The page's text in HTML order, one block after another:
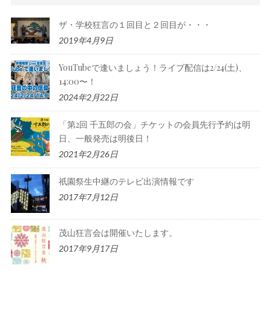
ザ・学校狂言の１回目と２回目が・・・
2019年4月9日
YouTubeで逢いましょう！ライブ配信は2/24(土)、
14:00〜！
2024年2月22日
「第2回 千五郎の会」チケットの会員先行予約は明
日、一般発売は明後日！
2021年2月26日
祇園祭生中継のテレビ出演情報です
2017年7月12日
茂山狂言会は開催いたします。
2017年9月17日